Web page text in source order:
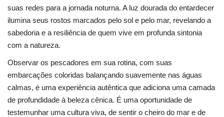
suas redes para a jornada noturna. A luz dourada do entardecer
ilumina seus rostos marcados pelo sol e pelo mar, revelando a
sabedoria e a resiliência de quem vive em profunda sintonia
com a natureza.
Observar os pescadores em sua rotina, com suas
embarcações coloridas balançando suavemente nas águas
calmas, é uma experiência autêntica que adiciona uma camada
de profundidade à beleza cênica. É uma oportunidade de
testemunhar uma cultura viva, de sentir o cheiro do mar e de